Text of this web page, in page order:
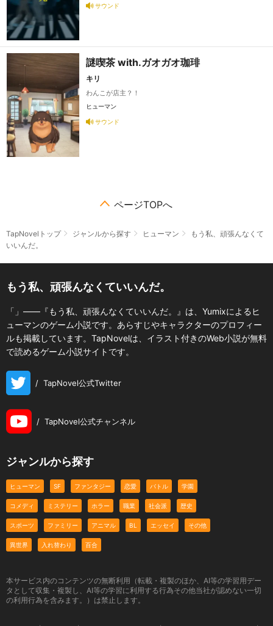
サウンド
謎喫茶 with.ガオガオ珈琲
キリ
わんこが店主？！
ヒューマン
サウンド
ページTOPへ
TapNovelトップ ジャンルから探す ヒューマン
もう私、頑張んなくて
いいんだ。
もう私、頑張んなくていいんだ。
「」――『もう私、頑張んなくていいんだ。』は、Yumixによるヒ
ューマンのゲーム小説です。あらすじやキャラクターのプロフィー
ルも掲載しています。TapNovelは、イラスト付きのWeb小説が無料
で読めるゲーム小説サイトです。
/ TapNovel公式Twitter
/ TapNovel公式チャンネル
ジャンルから探す
ヒューマン SF ファンタジー 恋愛 バトル 学園
コメディ ミステリー ホラー 職業 社会派 歴史
スポーツ ファミリー アニマル BL エッセイ その他
異世界 入れ替わり 百合
本サービス内のコンテンツの無断利用（転載・複製のほか、AI等の学習用デー
タとして収集・複製し、AI等の学習に利用する行為その他当社が認めない一切
の利用行為を含みます。）は禁止します。